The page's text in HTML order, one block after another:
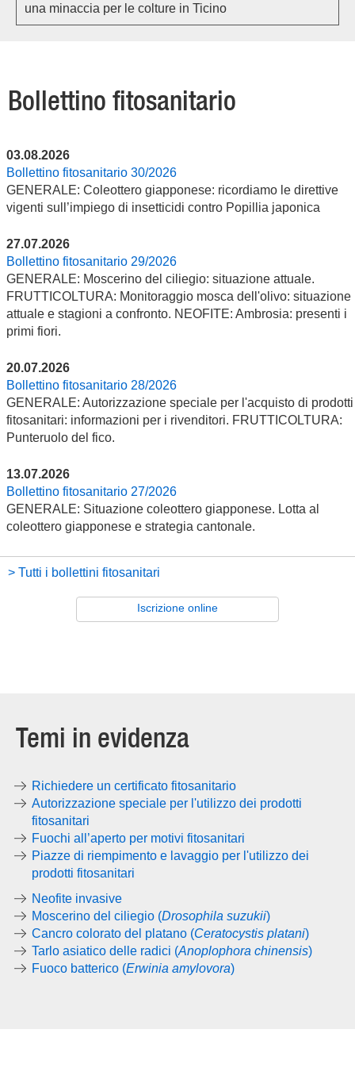
una minaccia per le colture in Ticino
Bollettino fitosanitario
03.08.2026
Bollettino fitosanitario 30/2026
GENERALE: Coleottero giapponese: ricordiamo le direttive
vigenti sull’impiego di insetticidi contro Popillia japonica
27.07.2026
Bollettino fitosanitario 29/2026
GENERALE: Moscerino del ciliegio: situazione attuale.
FRUTTICOLTURA: Monitoraggio mosca dell'olivo: situazione
attuale e stagioni a confronto. NEOFITE: Ambrosia: presenti i
primi fiori.
20.07.2026
Bollettino fitosanitario 28/2026
GENERALE: Autorizzazione speciale per l'acquisto di prodotti
fitosanitari: informazioni per i rivenditori. FRUTTICOLTURA:
Punteruolo del fico.
13.07.2026
Bollettino fitosanitario 27/2026
GENERALE: Situazione coleottero giapponese. Lotta al
coleottero giapponese e strategia cantonale.
> Tutti i bollettini fitosanitari
Iscrizione online
Temi in evidenza
Richiedere un certificato fitosanitario
Autorizzazione speciale per l'utilizzo dei prodotti
fitosanitari
Fuochi all’aperto per motivi fitosanitari
Piazze di riempimento e lavaggio per l'utilizzo dei
prodotti fitosanitari
Neofite invasive
Moscerino del ciliegio (Drosophila suzukii)
Cancro colorato del platano (Ceratocystis platani)
Tarlo asiatico delle radici (Anoplophora chinensis)
Fuoco batterico (Erwinia amylovora)